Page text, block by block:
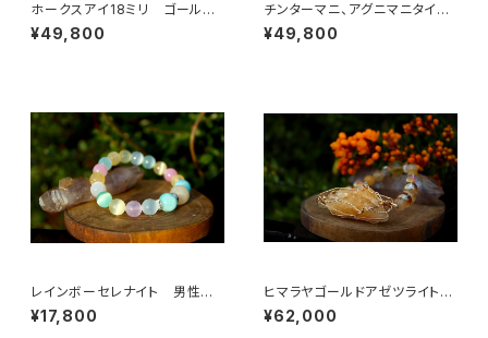
ホークスアイ18ミリ ゴールデ
ンコパールチル シトリン タイ
ガーズアイ 決断力、直感力、金
¥49,800
チンターマニ、アグニマニタイト、
プレセリ、アストロフィライト
魂の使命、心の望み、目標、啓
¥49,800
レインボーセレナイト 男性性
と女性性そして心と体のバラン
ス、魂の浄化、調和、安息
¥17,800
ヒマラヤゴールドアゼツライト、
ハーキマー、ヘルデライト、ゴー
ルデンアゼツ、魂の目覚め、高次
¥62,000